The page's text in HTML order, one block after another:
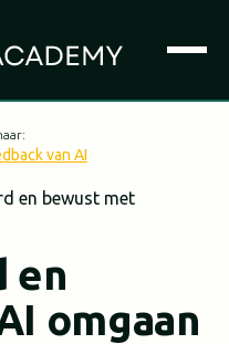
van AI
en bewust met
en
omgaan